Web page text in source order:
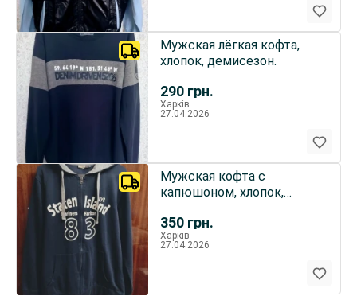
290 грн.
Мужская лёгкая кофта,
хлопок, демисезон.
Харків
27.04.2026
350 грн.
Мужская кофта с
капюшоном, хлопок,
Харків
27.04.2026